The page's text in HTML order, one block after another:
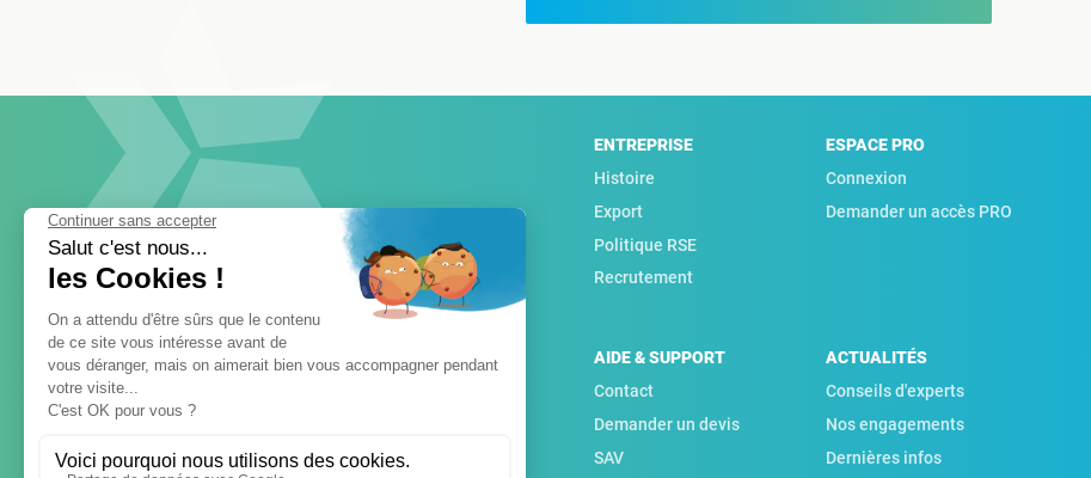
ENTREPRISE
Histoire
Export
Politique RSE
Recrutement
ESPACE PRO
Connexion
Demander un accès PRO
AIDE & SUPPORT
Contact
Demander un devis
SAV
ACTUALITÉS
Conseils d'experts
Nos engagements
Dernières infos